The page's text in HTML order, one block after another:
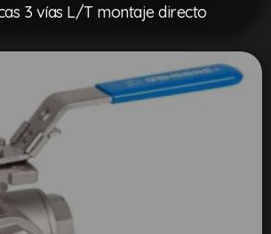
3 vías L/T montaje directo